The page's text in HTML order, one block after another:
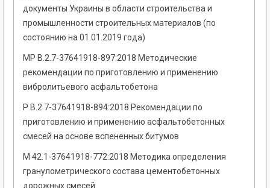
документы Украины в области строительства и
промышленности строительных материалов (по
состоянию на 01.01.2019 года)
МР В.2.7-37641918-897:2018 Методические
рекомендации по приготовлению и применению
вибролитьевого асфальтобетона
Р В.2.7-37641918-894:2018 Рекомендации по
приготовлению и применению асфальтобетонных
смесей на основе вспененных битумов
М 42.1-37641918-772:2018 Методика определения
гранулометрического состава цементобетонных
дорожных смесей